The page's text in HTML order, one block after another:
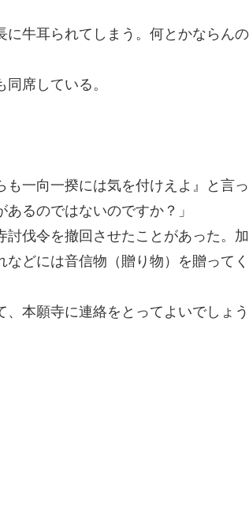
牛耳られてしまう。何とかならん
席している。
一向一揆には気を付けえよ』と言
るのではないのですか？」
伐令を撤回させたことがあった。
どには音信物（贈り物）を贈ってく
本願寺に連絡をとってよいでしょう